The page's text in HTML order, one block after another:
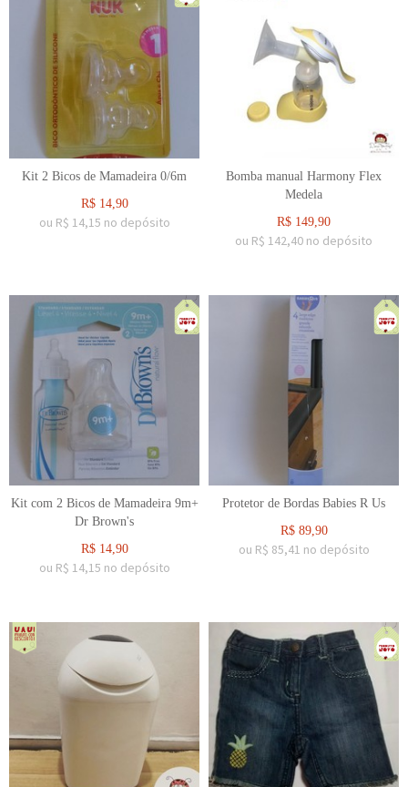
Kit 2 Bicos de Mamadeira 0/6m
R$ 14,90
ou R$ 14,15 no depósito
Bomba manual Harmony Flex
Medela
R$ 149,90
ou R$ 142,40 no depósito
Kit com 2 Bicos de Mamadeira 9m+
Dr Brown's
R$ 14,90
ou R$ 14,15 no depósito
Protetor de Bordas Babies R Us
R$ 89,90
ou R$ 85,41 no depósito